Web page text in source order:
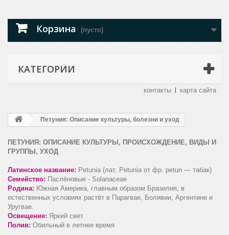
Корзина (пусто)
КАТЕГОРИИ
контакты карта сайта
Петуния: Описание культуры, болезни и уход
ПЕТУНИЯ: ОПИСАНИЕ КУЛЬТУРЫ, ПРОИСХОЖДЕНИЕ, ВИДЫ И
ГРУППЫ, УХОД
Латинское название: Petunia (лат. Petunia от фр. petun — табак)
Семейство: Паслёновые - Solanaceae
Родина: Южная Америка, главным образом Бразилия, в
естественных условиях растёт в Парагвае, Боливии, Аргентине и
Уругвае.
Освещение: Яркий свет
Полив: Обильный в летнее время